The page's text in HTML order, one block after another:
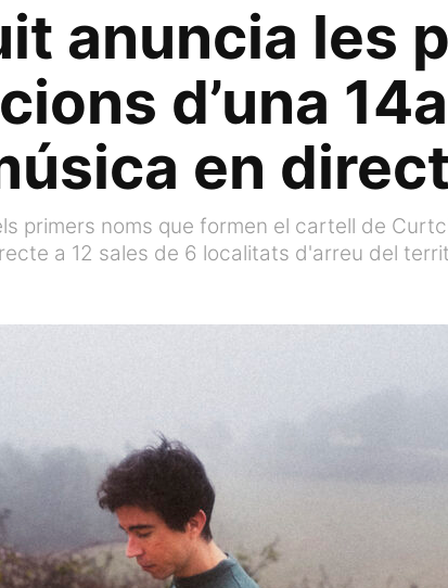
Fila
anuncia les
d’una
en
primers noms que formen el cartell de
a 12 sales de 6 localitats d'arreu del